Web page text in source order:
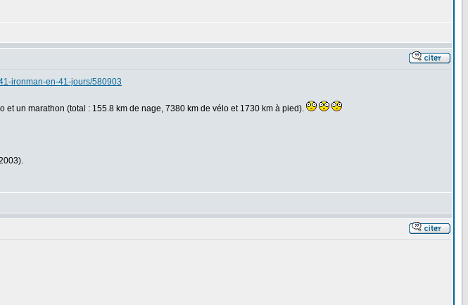
ironman-en-41-jours/580903
un marathon (total : 155.8 km de nage, 7380 km de vélo et 1730 km à pied).